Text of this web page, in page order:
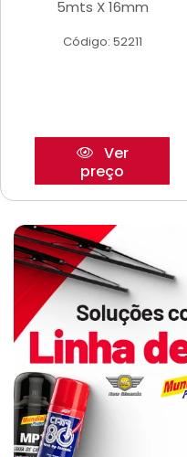
5mts X 16mm
Código: 52211
Ver
preço